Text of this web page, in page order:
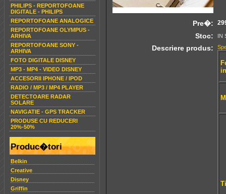
PHILIPS - REPORTOFOANE
DIGITALE - PHILIPS
REPORTOFOANE ANALOGICE
REPORTOFOANE OLYMPUS -
ARHIVA
REPORTOFOANE SONY -
ARHIVA
FOTO DIGITALE DISNEY
MP3 - MP4 - VIDEO DISNEY
ACCESORII IPHONE / IPOD
RADIO / MP3 / MP4 PLAYER
DETECTOARE RADAR
SOLARE
NAVIGATIE - GPS TRACKER
PRODUSE CU REDUCERI
20%-50%
Produc�tori
Belkin
Creative
Disney
Griffin
Pre�:
Stoc: IN
Descriere produs: